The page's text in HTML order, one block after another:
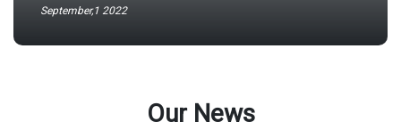
September,1 2022
Our News